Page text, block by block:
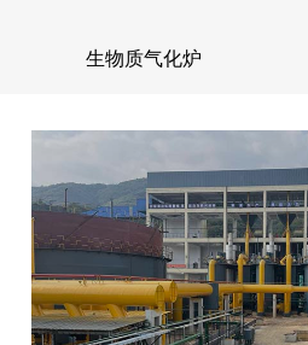
生物质气化炉